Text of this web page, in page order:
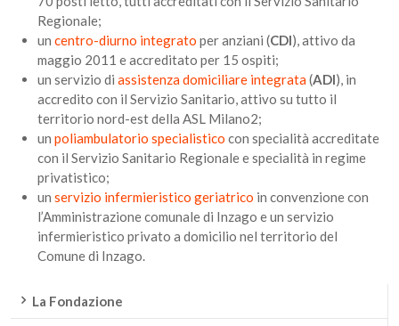
Regionale;
uncentro-diurno integrato per anziani (CDI), attivo da
maggio 2011 e accreditato per 15 ospiti;
un servizio diassistenza domiciliare integrata(ADI), in
accredito con il Servizio Sanitario, attivo su tutto il
territorio nord-est della ASL Milano2;
unpoliambulatorio specialistico con specialità accreditate
con il Servizio Sanitario Regionale e specialità in regime
privatistico;
unservizio infermieristico geriatrico in convenzione con
l’Amministrazione comunale di Inzago e un servizio
infermieristico privato a domicilio nel territorio del
Comune di Inzago.
La Fondazione